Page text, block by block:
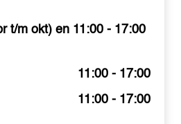
t/m okt) en 11:00 - 17:00
11:00 - 17:00
11:00 - 17:00